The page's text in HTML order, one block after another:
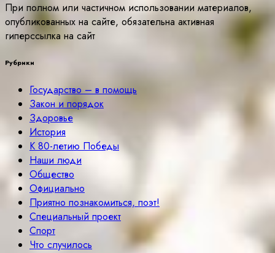
При полном или частичном использовании материалов,
опубликованных на сайте, обязательна активная
гиперссылка на сайт
Рубрики
Государство – в помощь
Закон и порядок
Здоровье
История
К 80-летию Победы
Наши люди
Общество
Официально
Приятно познакомиться, поэт!
Специальный проект
Спорт
Что случилось